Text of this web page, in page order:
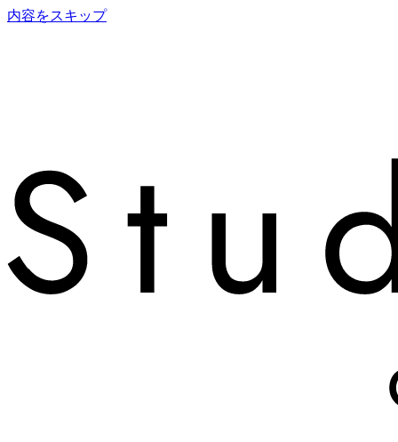
内容をスキップ